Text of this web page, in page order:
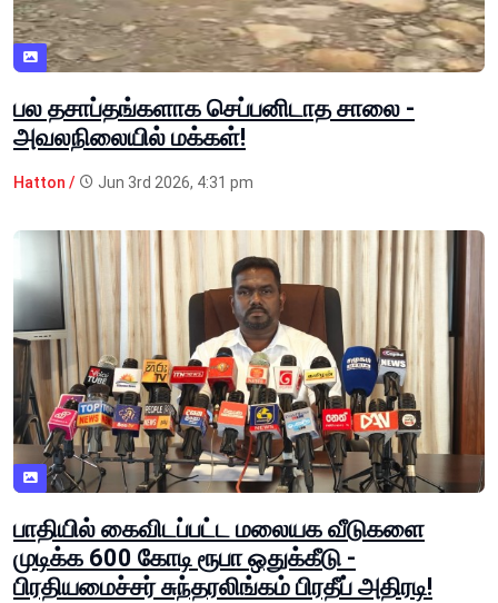
பல தசாப்தங்களாக செப்பனிடாத சாலை -
அவலநிலையில் மக்கள்!
Hatton / Jun 3rd 2026, 4:31 pm
பாதியில் கைவிடப்பட்ட மலையக வீடுகளை
முடிக்க 600 கோடி ரூபா ஒதுக்கீடு -
பிரதியமைச்சர் சுந்தரலிங்கம் பிரதீப் அதிரடி!